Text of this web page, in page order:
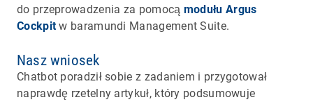
do przeprowadzenia za pomocą modułu Argus
Cockpitw baramundi Management Suite.
Nasz wniosek
Chatbot poradził sobie z zadaniem i przygotował
naprawdę rzetelny artykuł, który podsumowuje